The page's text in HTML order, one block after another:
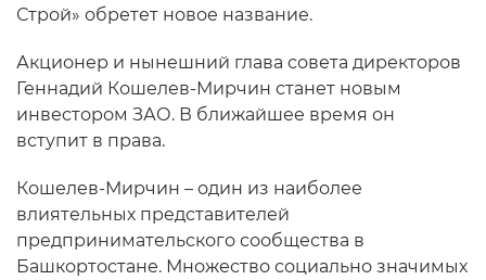
Строй» обретет новое название.
Акционер и нынешний глава совета директоров
Геннадий Кошелев-Мирчин станет новым
инвестором ЗАО. В ближайшее время он
вступит в права.
Кошелев-Мирчин – один из наиболее
влиятельных представителей
предпринимательского сообщества в
Башкортостане. Множество социально значимых